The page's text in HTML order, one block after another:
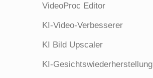
VideoProc Editor
KI-Video-Verbesserer
KI Bild Upscaler
KI-Gesichtswiederherstellung